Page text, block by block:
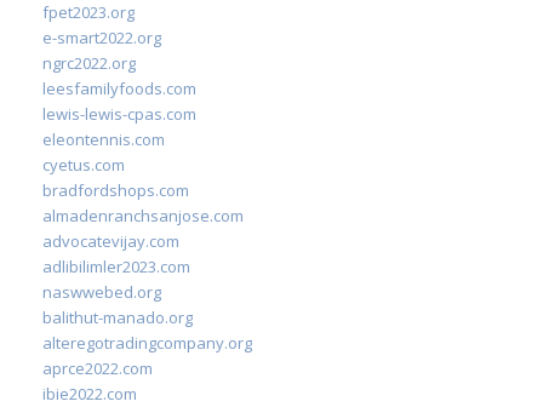
fpet2023.org
e-smart2022.org
ngrc2022.org
leesfamilyfoods.com
lewis-lewis-cpas.com
eleontennis.com
cyetus.com
bradfordshops.com
almadenranchsanjose.com
advocatevijay.com
adlibilimler2023.com
naswwebed.org
balithut-manado.org
alteregotradingcompany.org
aprce2022.com
ibie2022.com